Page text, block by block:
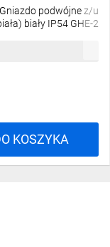
podwójne z/u
biały IP54 GHE-2
KOSZYKA